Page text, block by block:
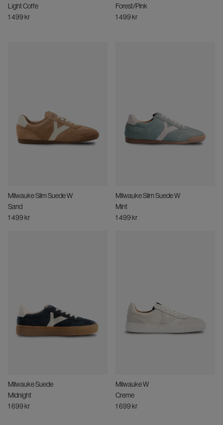
Light Coffe
1 499 kr
Forest/Pink
1 499 kr
Milwauke Slim Suede W
Sand
1 499 kr
Milwauke Slim Suede W
Mint
1 499 kr
Milwauke Suede
Midnight
1 699 kr
Milwauke W
Creme
1 699 kr